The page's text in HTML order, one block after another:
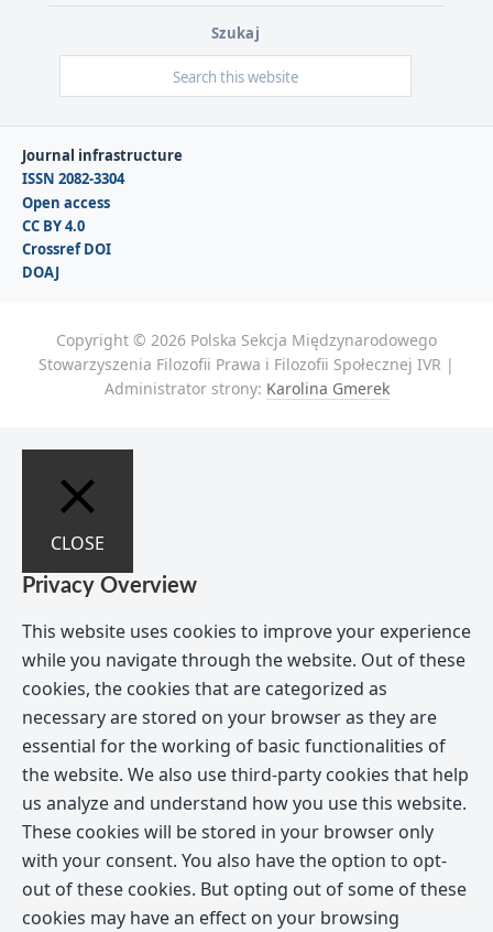
Szukaj
Journal infrastructure
ISSN 2082-3304
Open access
CC BY 4.0
Crossref DOI
DOAJ
Copyright © 2026 Polska Sekcja Międzynarodowego
Stowarzyszenia Filozofii Prawa i Filozofii Społecznej IVR |
Administrator strony: Karolina Gmerek
CLOSE
Privacy Overview
This website uses cookies to improve your experience
while you navigate through the website. Out of these
cookies, the cookies that are categorized as
necessary are stored on your browser as they are
essential for the working of basic functionalities of
the website. We also use third-party cookies that help
us analyze and understand how you use this website.
These cookies will be stored in your browser only
with your consent. You also have the option to opt-
out of these cookies. But opting out of some of these
cookies may have an effect on your browsing